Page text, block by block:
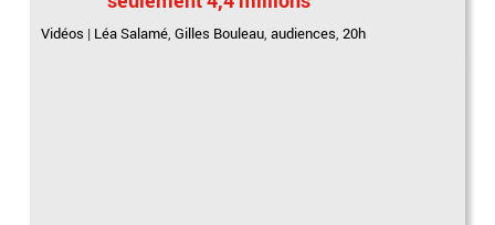
Vidéos | Léa Salamé,Gilles Bouleau,audiences,20h